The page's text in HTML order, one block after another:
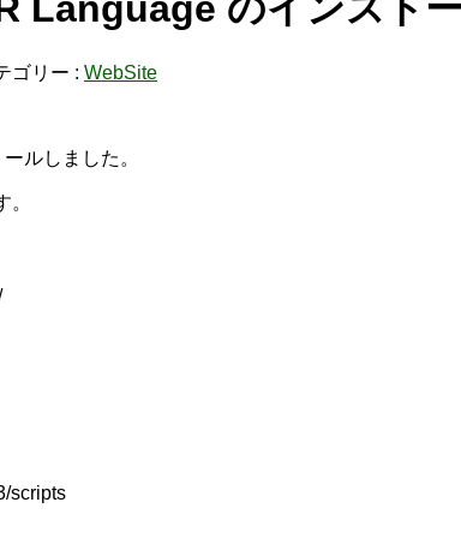
ゴリー : WebSite
ルしました。
scripts